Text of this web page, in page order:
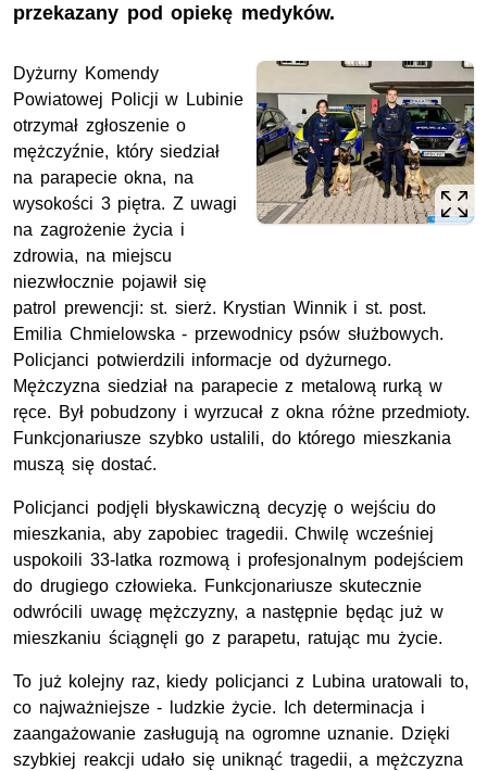
przekazany pod opiekę medyków.
Dyżurny Komendy
Powiatowej Policji w Lubinie
otrzymał zgłoszenie o
mężczyźnie, który siedział
na parapecie okna, na
wysokości 3 piętra. Z uwagi
na zagrożenie życia i
zdrowia, na miejscu
niezwłocznie pojawił się
patrol prewencji:st. sierż. Krystian Winnik i st. post.
Emilia Chmielowska - przewodnicy psów służbowych.
Policjanci potwierdzili informacje od dyżurnego.
Mężczyzna siedział na parapecie z metalową rurką w
ręce. Był pobudzony i wyrzucał z okna różne przedmioty.
Funkcjonariusze szybko ustalili, do którego mieszkania
muszą się dostać.
Policjanci podjęli błyskawiczną decyzję o wejściu do
mieszkania, aby zapobiec tragedii. Chwilę wcześniej
uspokoili 33-latka rozmową i profesjonalnym podejściem
do drugiego człowieka. Funkcjonariusze skutecznie
odwrócili uwagę mężczyzny, a następnie będąc już w
mieszkaniu ściągnęli go z parapetu, ratując mu życie.
To już kolejny raz, kiedy policjanci z Lubina uratowali to,
co najważniejsze - ludzkie życie. Ich determinacja i
zaangażowanie zasługują na ogromne uznanie. Dzięki
szybkiej reakcji udało się uniknąć tragedii, a mężczyzna